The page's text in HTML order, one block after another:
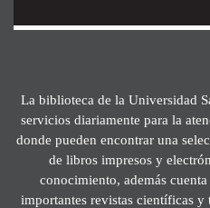
La biblioteca de la Universidad
servicios diariamente para la
donde pueden encontrar una
de libros impresos y
conocimiento, además
importantes revistas científicas y